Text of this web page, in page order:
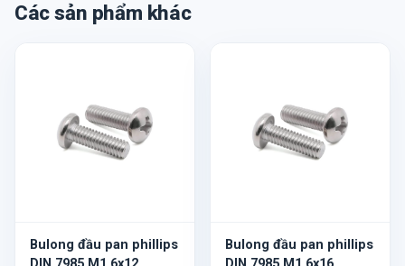
Các sản phẩm khác
Bulong đầu pan phillips
Bulong đầu pan phillips